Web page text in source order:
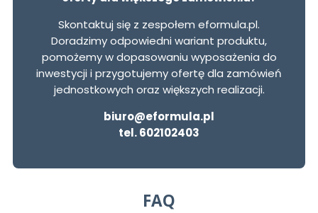
Skontaktuj się z zespołem eformula.pl.
Doradzimy odpowiedni wariant produktu,
pomożemy w dopasowaniu wyposażenia do
inwestycji i przygotujemy ofertę dla zamówień
jednostkowych oraz większych realizacji.
biuro@eformula.pl
tel. 602102403
FAQ